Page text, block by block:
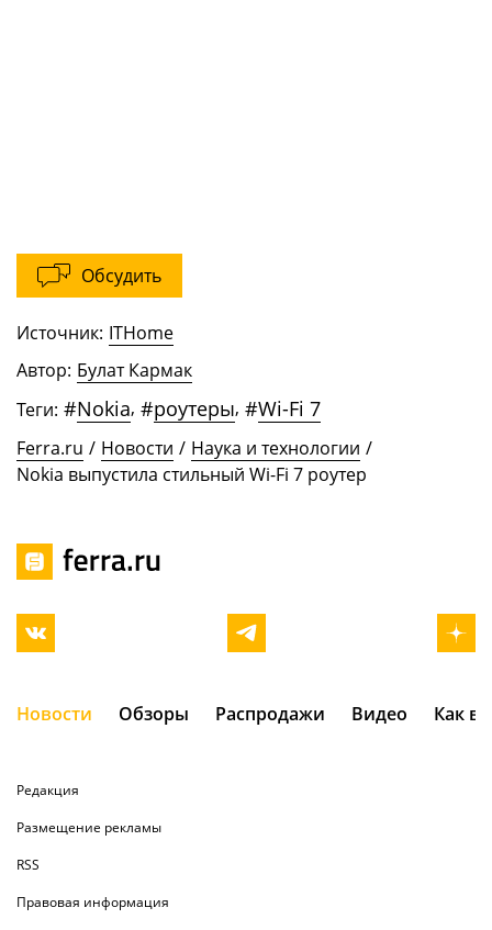
Обсудить
Источник: ITHome
Автор: Булат Кармак
Теги: #Nokia, #роутеры, #Wi-Fi 7
Ferra.ru / Новости / Наука и технологии /
Nokia выпустила стильный Wi-Fi 7 роутер
Новости Обзоры Распродажи Видео Как
Редакция
Размещение рекламы
RSS
Правовая информация